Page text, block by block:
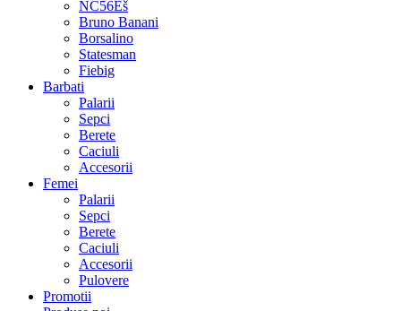
NC56Ëš
Bruno Banani
Borsalino
Statesman
Fiebig
Barbati
Palarii
Sepci
Berete
Caciuli
Accesorii
Femei
Palarii
Sepci
Berete
Caciuli
Accesorii
Pulovere
Promotii